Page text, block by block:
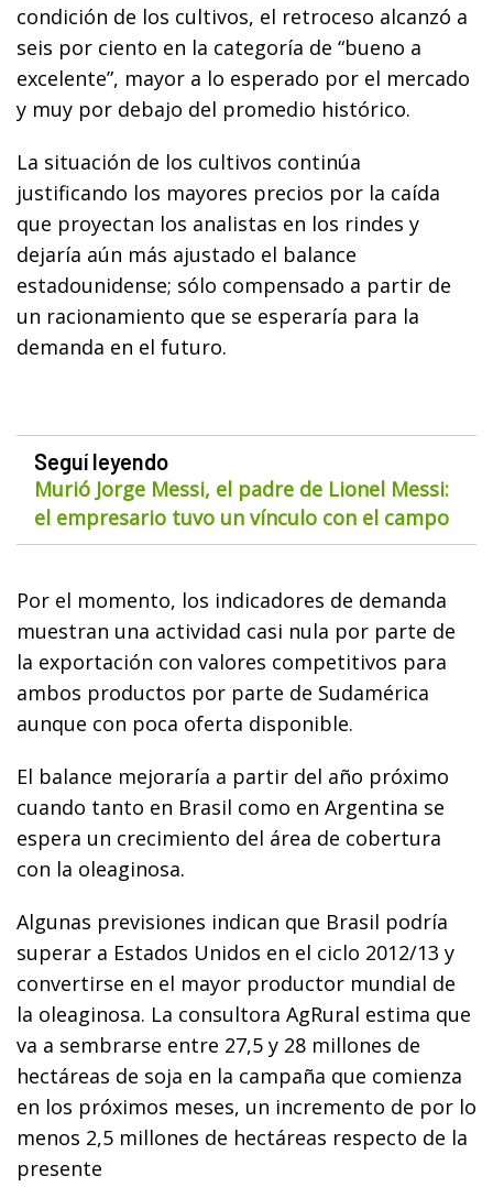
condición de los cultivos, el retroceso alcanzó a
seis por ciento en la categoría de “bueno a
excelente”, mayor a lo esperado por el mercado
y muy por debajo del promedio histórico.
La situación de los cultivos continúa
justificando los mayores precios por la caída
que proyectan los analistas en los rindes y
dejaría aún más ajustado el balance
estadounidense; sólo compensado a partir de
un racionamiento que se esperaría para la
demanda en el futuro.
Seguí leyendo
Murió Jorge Messi, el padre de Lionel Messi:
el empresario tuvo un vínculo con el campo
Por el momento, los indicadores de demanda
muestran una actividad casi nula por parte de
la exportación con valores competitivos para
ambos productos por parte de Sudamérica
aunque con poca oferta disponible.
El balance mejoraría a partir del año próximo
cuando tanto en Brasil como en Argentina se
espera un crecimiento del área de cobertura
con la oleaginosa.
Algunas previsiones indican que Brasil podría
superar a Estados Unidos en el ciclo 2012/13 y
convertirse en el mayor productor mundial de
la oleaginosa. La consultora AgRural estima que
va a sembrarse entre 27,5 y 28 millones de
hectáreas de soja en la campaña que comienza
en los próximos meses, un incremento de por lo
menos 2,5 millones de hectáreas respecto de la
presente